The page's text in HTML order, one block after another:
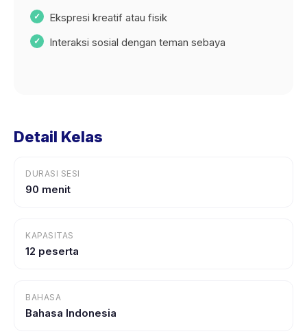
Ekspresi kreatif atau fisik
Interaksi sosial dengan teman sebaya
Detail Kelas
DURASI SESI
90 menit
KAPASITAS
12 peserta
BAHASA
Bahasa Indonesia